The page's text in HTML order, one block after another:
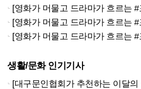
[영화가 머물고 드라마가 흐르는 #포항_로그인④] 오래된 풍경 속 위로가
[영화가 머물고 드라마가 흐르는 #포항_로
[영화가 머물고 드라마가 흐르는 #포항_로
생활/문화 인기기사
[대구문인협회가 추천하는 이달의